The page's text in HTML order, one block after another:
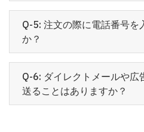
Q-5: 注文の際に電話番号を
か？
Q-6: ダイレクトメールや広
送ることはありますか？